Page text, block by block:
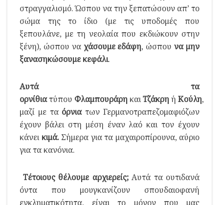
στραγγαλισμό. Ώσπου να την ξεπατώσουν απ’ το
σώμα της το ίδιο (με τις υποδομές που
ξεπουλάνε, με τη νεολαία που εκδιώκουν στην
ξένη), ώσπου να χάσουμε εδάφη, ώσπουνα μην
ξανασηκώσουμε κεφάλι.
Αυτά τα
ορνίθιατύπου Φλαμπουράρη καιΤζάκρηή Κούλη,
μαζί με τα όρνιατων Γερμανοτραπεζομαφιόζων
έχουν βάλει στη μέση έναν λαό και τον έχουν
κάνει κιμά.Σήμερα για τα μαχαιροπίρουνα, αύριο
για τα κανόνια.
Τέτοιους θέλουμε αρχιερείς;Αυτά τα ουτιδανά
όντα που μουγκανίζουν σπουδαιοφανή
εγκληματικότητα, είναι το μόνον που μας